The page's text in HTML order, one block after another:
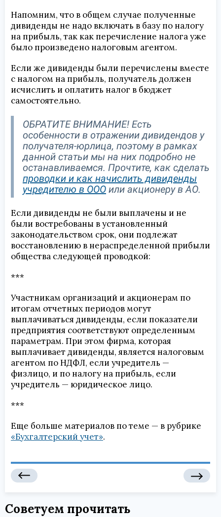
Напомним, что в общем случае полученные
дивиденды не надо включать в базу по налогу
на прибыль, так как перечисление налога уже
было произведено налоговым агентом.
Если же дивиденды были перечислены вместе
с налогом на прибыль, получатель должен
исчислить и оплатить налог в бюджет
самостоятельно.
ОБРАТИТЕ ВНИМАНИЕ! Есть
особенности в отражении дивидендов у
получателя-юрлица, поэтому в рамках
данной статьи мы на них подробно не
останавливаемся. Прочтите, как сделать
проводки и как начислить дивиденды
учредителю в ООО или акционеру в АО.
Если дивиденды не были выплачены и не
были востребованы в установленный
законодательством срок, они подлежат
восстановлению в нераспределенной прибыли
общества следующей проводкой:
***
Участникам организаций и акционерам по
итогам отчетных периодов могут
выплачиваться дивиденды, если показатели
предприятия соответствуют определенным
параметрам. При этом фирма, которая
выплачивает дивиденды, является налоговым
агентом по НДФЛ, если учредитель —
физлицо, и по налогу на прибыль, если
учредитель — юридическое лицо.
***
Еще больше материалов по теме — в рубрике
«Бухгалтерский учет».
Советуем прочитать